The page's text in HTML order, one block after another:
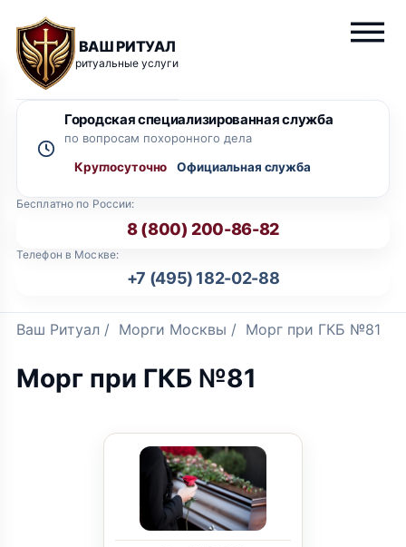
ВАШ РИТУАЛ
ритуальные услуги
Бесплатно по России:
8 (800) 200-86-82
Телефон в Москве:
+7 (495) 182-02-88
Городская специализированная служба
по вопросам похоронного дела
Круглосуточно
Ваш Ритуал / Морги Москвы / Морг при ГКБ №81
Морг при ГКБ №81